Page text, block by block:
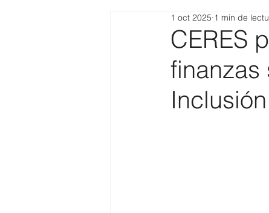
CERES
finanzas
1 oct 2025 1 min de